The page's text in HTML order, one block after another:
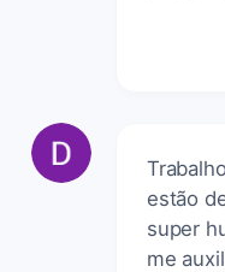
estão
super
me